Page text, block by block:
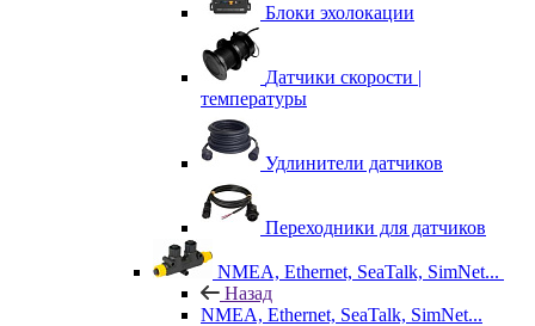
Блоки эхолокации
Датчики скорости |
температуры
Удлинители датчиков
Переходники для датчиков
NMEA, Ethernet, SeaTalk, SimNet...
Назад
NMEA, Ethernet, SeaTalk, SimNet...